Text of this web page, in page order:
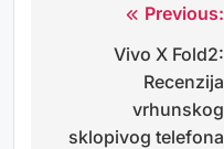
Navigacija
objava
Previous:
Vivo X Fold2:
Recenzija
vrhunskog
sklopivog telefona